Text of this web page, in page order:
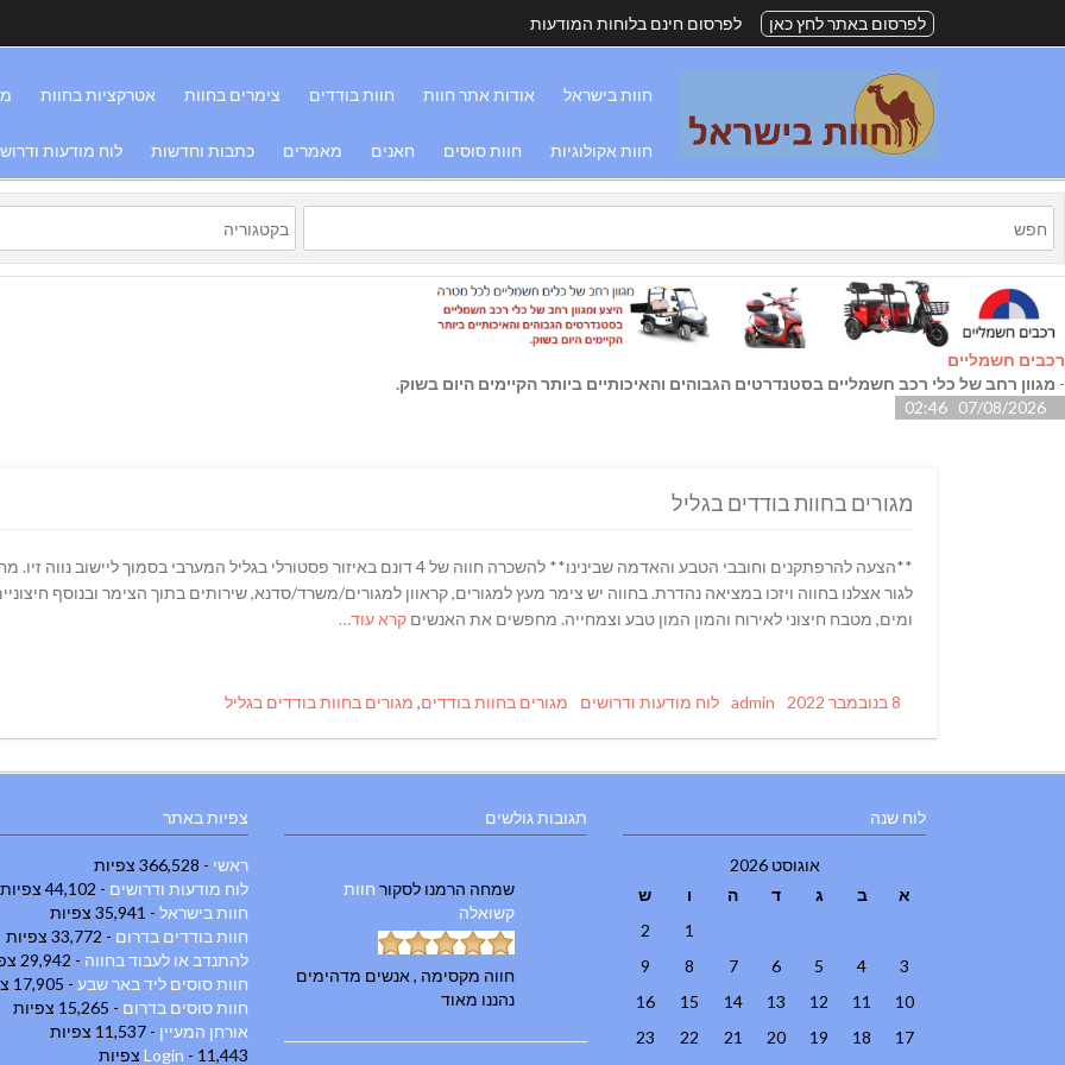
לפרסום באתר לחץ כאן לפרסום חינם בלוחות המודעות
חוות בישראל אודות אתר חוות חוות בודדים צימרים בחוות אטרקציות בחוות
חוות אקולוגיות חוות סוסים חאנים מאמרים כתבות וחדשות לוח מודעות
רכבים חשמליים
- מגוון רחב של כלי רכב חשמליים בסטנדרטים הגבוהים והאיכותיים ביותר הקיימים היום בשוק.
07/08/2026 02:46
מגורים בחוות בודדים בגליל
**הצעה להרפתקנים וחובבי הטבע והאדמה שבינינו** להשכרה חווה של 4 דונם באיזור פסטורלי בגליל המערבי
לגור אצלנו בחווה ויזכו במציאה נהדרת. בחווה יש צימר מעץ למגורים, קראוון למגורים/משרד/סדנא, שירותים בתוך הצימר ובנוסף
ומים, מטבח חיצוני לאירוח והמון המון טבע וצמחייה. מחפשים את האנשים קרא עוד…
Posted
8 בנובמבר 2022 Author
admin
Categories
לוח מודעות ודרושים Tags
מגורים בחוות בודדים, מגורים בחוות בודדים בגליל
צפיות באתר
ראשי - 366,528 צפיות
לוח מודעות ודרושים - 44,102 צפיות
חוות בישראל - 35,941 צפיות
חוות בודדים בדרום - 33,772 צפיות
להתנדב או לעבוד בחווה - 29,942 צפיות
חוות סוסים ליד באר שבע - 17,905 צפיות
חוות סוסים בדרום - 15,265 צפיות
אורחן המעיין - 11,537 צפיות
Login - 11,443 צפיות
תגובות גולשים
שמחה הרמנו לסקור חוות
קשואלה
חווה מקסימה , אנשים מדהימים
נהננו מאוד
לוח שנה
אוגוסט 2026
א
ב ג ד ה ו
ש
1
2
3
4
5
6
7
8
9
10
11
12
13
14
15
16
17
18
19
20
21
22
23